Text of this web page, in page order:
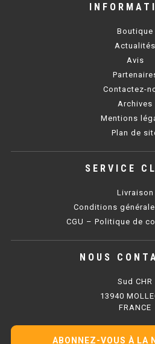
BAIN MARIE 600
BAIN MARIE 700
CHAUFFE FRITES 700
PLAQUE SÉRIE UOC
PLAQUE 600 GAZ
PLAQUE 650 GAZ
Boutique
Actualités
Avis
Contactez-
Archives
Mentions
Plan de
SERVICE
Livraison
Conditions
CGU – Politique de
NOUS
Sud CHR
13940
FRANCE
ABONNEZ-VOUS À LA